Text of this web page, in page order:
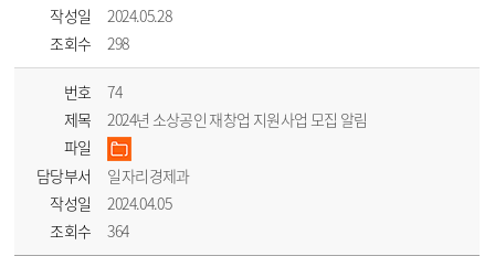
작성일
2024.05.28
조회수
298
번호
74
제목
2024년 소상공인 재창업 지원사업 모집 알림
파일
담당부서
일자리경제과
작성일
2024.04.05
조회수
364